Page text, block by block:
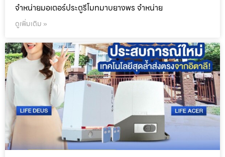
จำหน่ายมอเตอร์ประตูรีโมทมาบยางพร จำหน่าย
ดูเพิ่มเติม »